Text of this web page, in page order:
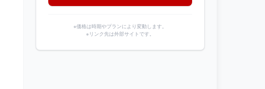
※価格は時期やプランにより変動します。
※リンク先は外部サイトです。